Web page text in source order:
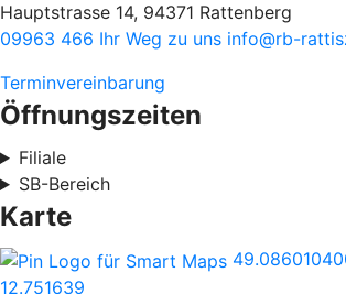
Hauptstrasse 14, 94371 Rattenberg
09963 466 Ihr Weg zu uns info@rb-
Terminvereinbarung
Öffnungszeiten
Filiale
SB-Bereich
Karte
12.751639